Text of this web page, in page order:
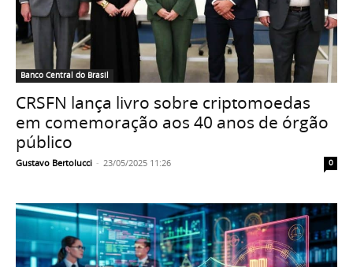
Banco Central do Brasil
CRSFN lança livro sobre criptomoedas
em comemoração aos 40 anos de órgão
público
Gustavo Bertolucci - 23/05/2025 11:26 0